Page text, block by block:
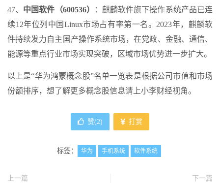
47、 中国软件（600536）
：麒麟软件旗下操作系统产品已连
续12年位列中国Linux市场占有率第一名。2023年，麒麟软
件持续发力自主国产操作系统市场，在党政、金融、通信、
能源等重点行业市场实现突破，区域市场优势进一步扩大。
以上是“华为鸿蒙概念股”名单一览表是根据公司市值和市场
份额排序，想了解更多概念股信息请上小李财经视角。
赞(2) 打赏
标签： 华为 手机系统 软件系统
上一篇
下一篇